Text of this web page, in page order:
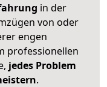
in der
von oder
engen
professionellen
jedes Problem
.